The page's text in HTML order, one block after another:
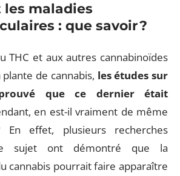
les maladies
: que savoir ?
THC et aux autres cannabinoïdes
de cannabis, les études sur
que ce dernier était
en est-il vraiment de même
effet, plusieurs recherches
sujet ont démontré que la
cannabis pourrait faire apparaître